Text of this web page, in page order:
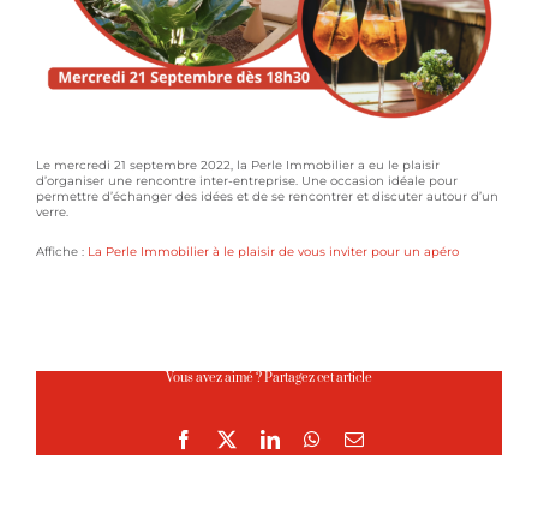
Le mercredi 21 septembre 2022, la Perle Immobilier a eu le plaisir
d’organiser une rencontre inter-entreprise. Une occasion idéale pour
permettre d’échanger des idées et de se rencontrer et discuter autour d’un
verre.
Affiche : La Perle Immobilier à le plaisir de vous inviter pour un apéro
Vous avez aimé ? Partagez cet article
Facebook LinkedInWhatsApp
Email